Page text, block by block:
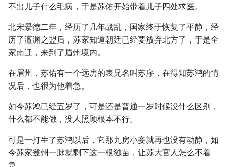
不出儿子什么毛病，于是苏佑开始带着儿子四处求医。
北宋景德二年，经历了几年战乱，国家终于恢复了平静，经
历了澶渊之盟后，苏家知道朝廷已经要放弃北方了，于是全
家南迁，来到了眉州境内。
在眉州，苏佑有一个远房的表兄名叫苏序，在得知苏鸿的情
况后，也很为他着急。
如今苏鸿已经五岁了，可是还是普通一岁时候没什么区别，
什么都不能做，没人照顾根本不行。
可是一打生了苏鸿以后，它那九房小妾就再也没有动静，如
今苏家登州一脉就剩下这一根独苗，让苏大官人怎么不着